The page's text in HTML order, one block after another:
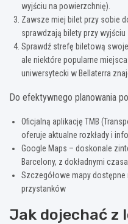
wyjściu na powierzchnię).
Zawsze miej bilet przy sobie
sprawdzają bilety przy
Sprawdź strefę biletową
ale niektóre popularne
uniwersytecki w Bellaterra
Do efektywnego planowania
Oficjalną aplikację TMB
oferuje aktualne rozkłady i
Google Maps – doskonale
Barcelony, z dokładnymi
Szczegółowe mapy
przystanków
Jak dojechać z